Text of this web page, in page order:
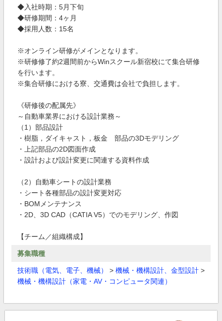
◆入社時期：5月下旬
◆研修期間：4ヶ月
◆採用人数：15名
※オンライン研修がメインとなります。
※研修修了約2週間前からWinスクール新宿校にて集合研修
を行います。
※集合研修における寮、交通費は会社で負担します。
《研修後の配属先》
～自動車業界における設計業務～
（1）部品設計
・樹脂，ダイキャスト，板金 部品の3Dモデリング
・上記部品の2D図面作成
・設計および設計変更に関連する資料作成
（2）自動車シートの設計業務
・シート各種部品の設計変更対応
・BOMメンテナンス
・2D、3D CAD（CATIA V5）でのモデリング、作図
【チーム／組織構成】
募集職種
技術職（電気、電子、機械） > 機械・機構設計、金型設計 >
機械・機構設計（家電・AV・コンピュータ関連）